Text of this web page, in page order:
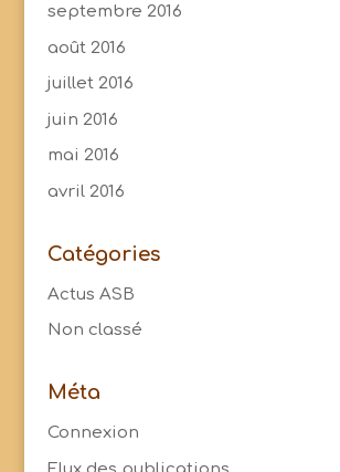
septembre 2016
août 2016
juillet 2016
juin 2016
mai 2016
avril 2016
Catégories
Actus ASB
Non classé
Méta
Connexion